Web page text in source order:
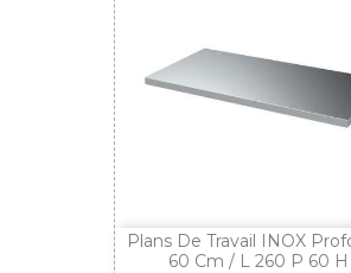
Plans De Travail INOX
60 Cm / L 260 P 60